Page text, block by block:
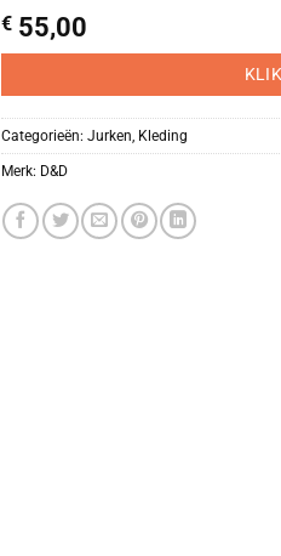
€ 55,00
Categorieën: Jurken, Kleding
Merk: D&D